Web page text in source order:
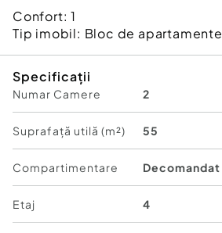
Confort:1
Tip imobil: Bloc de apartamente
Specificații
Numar Camere 2
Suprafață utilă (m²) 55
Compartimentare Decomandat
Etaj 4